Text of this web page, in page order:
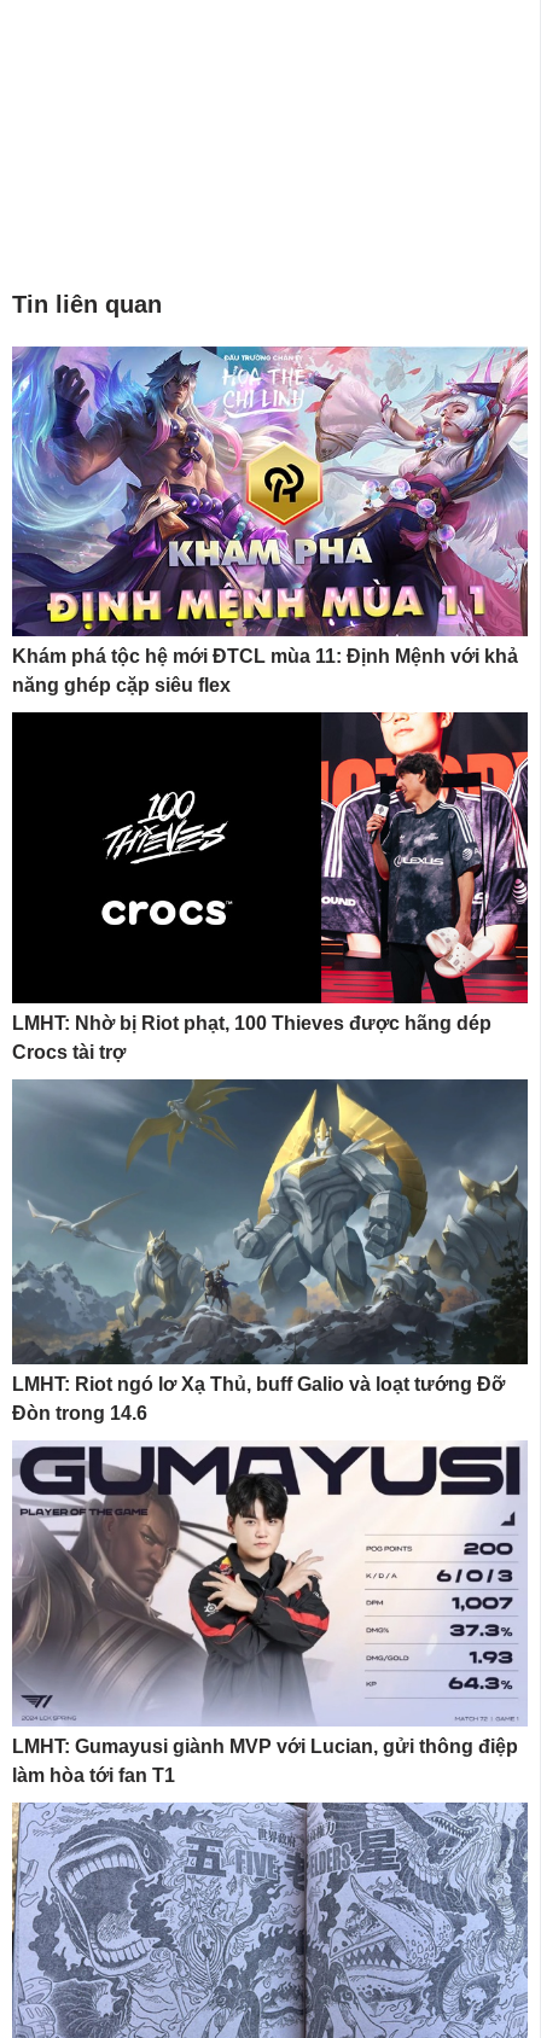
Tin liên quan
Khám phá tộc hệ mới ĐTCL mùa 11: Định Mệnh với khả
năng ghép cặp siêu flex
LMHT: Nhờ bị Riot phạt, 100 Thieves được hãng dép
Crocs tài trợ
LMHT: Riot ngó lơ Xạ Thủ, buff Galio và loạt tướng Đỡ
Đòn trong 14.6
LMHT: Gumayusi giành MVP với Lucian, gửi thông điệp
làm hòa tới fan T1